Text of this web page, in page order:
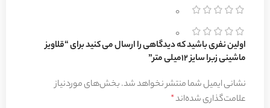
0
0
اولین نفری باشید که دیدگاهی را ارسال می کنید برای “قلاویز
ماشینی زبرا سایز 12میلی متر”
نشانی ایمیل شما منتشر نخواهد شد.بخش‌های موردنیاز
علامت‌گذاری شده‌اند*